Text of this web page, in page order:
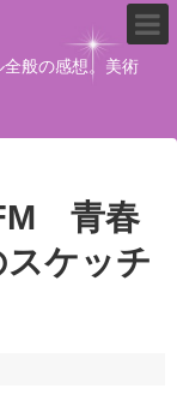
般の感想。美術
青春
ケッチ